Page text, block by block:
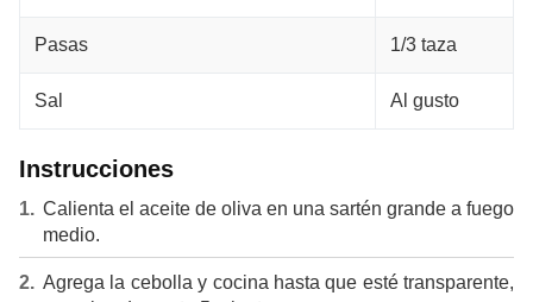
Pasas 1/3 taza
Sal Al gusto
Instrucciones
Calienta el aceite de oliva en una sartén grande a fuego
medio.
Agrega la cebolla y cocina hasta que esté transparente,